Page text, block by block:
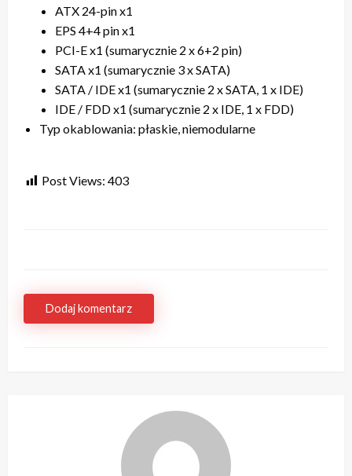
ATX 24-pin x1
EPS 4+4 pin x1
PCI-E x1 (sumarycznie 2 x 6+2 pin)
SATA x1 (sumarycznie 3 x SATA)
SATA / IDE x1 (sumarycznie 2 x SATA, 1 x IDE)
IDE / FDD x1 (sumarycznie 2 x IDE, 1 x FDD)
Typ okablowania: płaskie, niemodularne
Post Views: 403
Dodaj komentarz